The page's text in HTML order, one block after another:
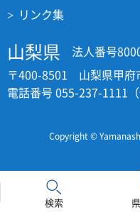
検索
リンク集
山梨県
法人番号
〒400-8501 山梨県甲府
電話番号 055-237-1111（
Copyright ©